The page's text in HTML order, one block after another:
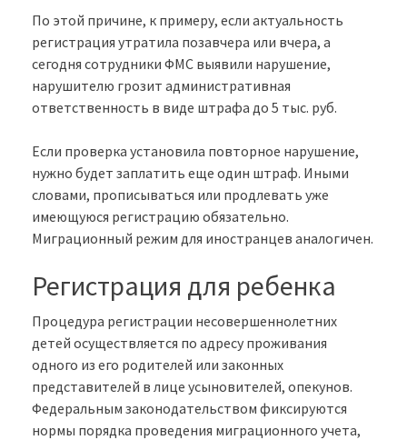
По этой причине, к примеру, если актуальность
регистрация утратила позавчера или вчера, а
сегодня сотрудники ФМС выявили нарушение,
нарушителю грозит административная
ответственность в виде штрафа до 5 тыс. руб.
Если проверка установила повторное нарушение,
нужно будет заплатить еще один штраф. Иными
словами, прописываться или продлевать уже
имеющуюся регистрацию обязательно.
Миграционный режим для иностранцев аналогичен.
Регистрация для ребенка
Процедура регистрации несовершеннолетних
детей осуществляется по адресу проживания
одного из его родителей или законных
представителей в лице усыновителей, опекунов.
Федеральным законодательством фиксируются
нормы порядка проведения миграционного учета,